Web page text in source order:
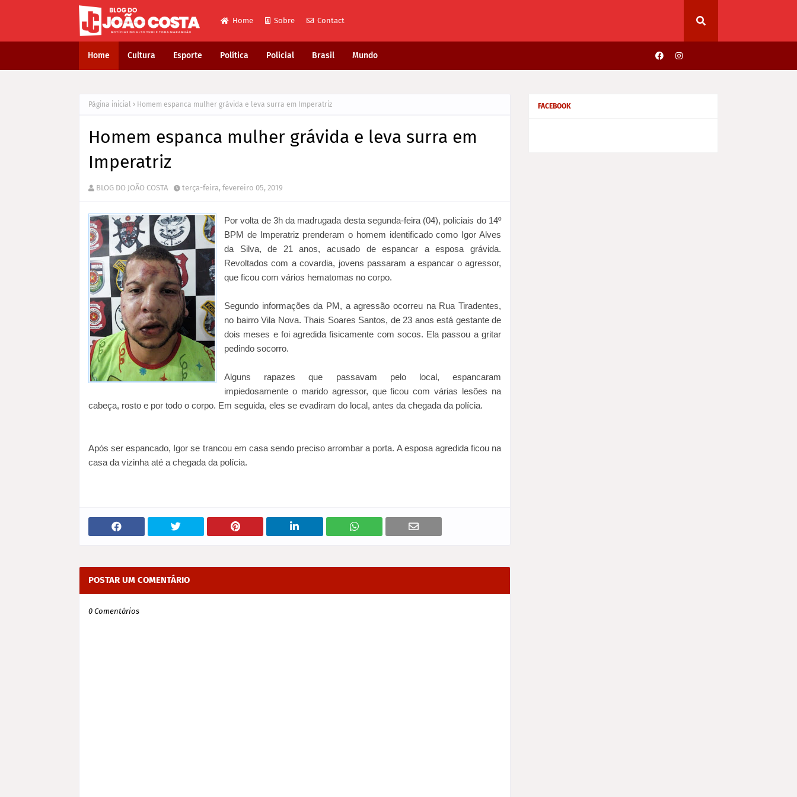
Home Sobre Contact
Home Cultura Esporte Política Policial Brasil Mundo
Página inicial Homem espanca mulher grávida e leva surra em Imperatriz
Homem espanca mulher grávida e leva surra em
Imperatriz
BLOG DO JOÃO COSTA terça-feira, fevereiro 05, 2019
Por volta de 3h da madrugada desta segunda-feira (04), policiais do 14º
BPM de Imperatriz prenderam o homem identificado como Igor Alves
da Silva, de 21 anos, acusado de espancar a esposa grávida.
Revoltados com a covardia, jovens passaram a espancar o agressor,
que ficou com vários hematomas no corpo.
Segundo informações da PM, a agressão ocorreu na Rua Tiradentes,
no bairro Vila Nova. Thais Soares Santos, de 23 anos está gestante de
dois meses e foi agredida fisicamente com socos. Ela passou a gritar
pedindo socorro.
Alguns rapazes que passavam pelo local, espancaram
impiedosamente o marido agressor, que ficou com várias lesões na
cabeça, rosto e por todo o corpo. Em seguida, eles se evadiram do local, antes da chegada da polícia.
Após ser espancado, Igor se trancou em casa sendo preciso arrombar a porta. A esposa agredida ficou na
casa da vizinha até a chegada da polícia.
POSTAR UM COMENTÁRIO
0 Comentários
FACEBOOK